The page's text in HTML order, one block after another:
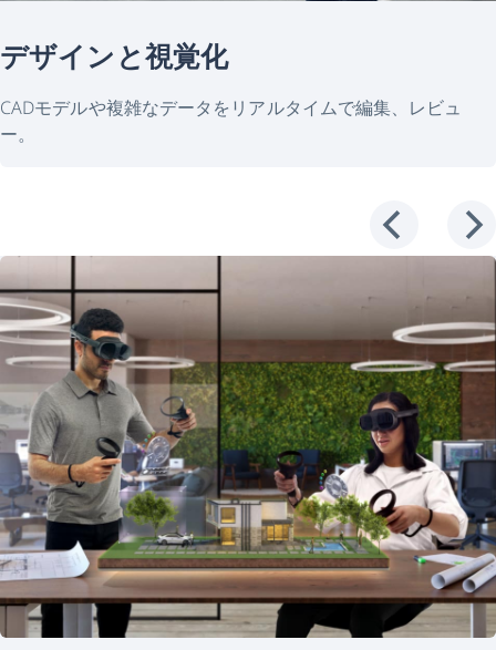
デザインと視覚化
CADモデルや複雑なデータをリアルタイムで編集、レビュ
ー。